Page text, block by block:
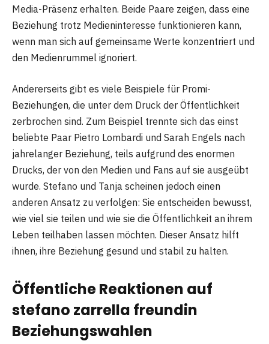
Media-Präsenz erhalten. Beide Paare zeigen, dass eine
Beziehung trotz Medieninteresse funktionieren kann,
wenn man sich auf gemeinsame Werte konzentriert und
den Medienrummel ignoriert.
Andererseits gibt es viele Beispiele für Promi-
Beziehungen, die unter dem Druck der Öffentlichkeit
zerbrochen sind. Zum Beispiel trennte sich das einst
beliebte Paar Pietro Lombardi und Sarah Engels nach
jahrelanger Beziehung, teils aufgrund des enormen
Drucks, der von den Medien und Fans auf sie ausgeübt
wurde. Stefano und Tanja scheinen jedoch einen
anderen Ansatz zu verfolgen: Sie entscheiden bewusst,
wie viel sie teilen und wie sie die Öffentlichkeit an ihrem
Leben teilhaben lassen möchten. Dieser Ansatz hilft
ihnen, ihre Beziehung gesund und stabil zu halten.
Öffentliche Reaktionen auf
stefano zarrella freundin
Beziehungswahlen